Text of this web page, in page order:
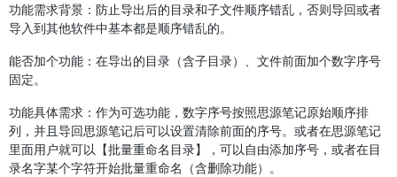
功能需求背景：防止导出后的目录和子文件顺序错乱，否则导回或者
导入到其他软件中基本都是顺序错乱的。
能否加个功能：在导出的目录（含子目录）、文件前面加个数字序号
固定。
功能具体需求：作为可选功能，数字序号按照思源笔记原始顺序排
列，并且导回思源笔记后可以设置清除前面的序号。或者在思源笔记
里面用户就可以【批量重命名目录】，可以自由添加序号，或者在目
录名字某个字符开始批量重命名（含删除功能）。